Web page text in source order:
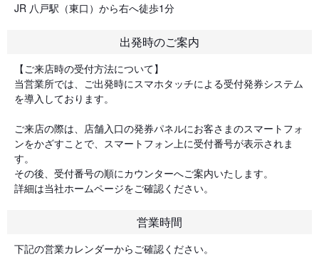
JR 八戸駅（東口）から右へ徒歩1分
出発時のご案内
【ご来店時の受付方法について】
当営業所では、ご出発時にスマホタッチによる受付発券システム
を導入しております。
ご来店の際は、店舗入口の発券パネルにお客さまのスマートフォ
ンをかざすことで、スマートフォン上に受付番号が表示されま
す。
その後、受付番号の順にカウンターへご案内いたします。
詳細は当社ホームページをご確認ください。
営業時間
下記の営業カレンダーからご確認ください。